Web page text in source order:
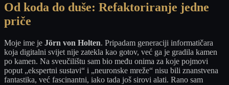
Od koda do duše: Refaktoriranje jedne
priče
Moje ime je Jörn von Holten. Pripadam generaciji informatičara
koja digitalni svijet nije zatekla kao gotov, već ga je gradila kamen
po kamen. Na sveučilištu sam bio među onima za koje pojmovi
poput „ekspertni sustavi“ i „neuronske mreže“ nisu bili znanstvena
fantastika, već fascinantni, iako tada još sirovi alati. Rano sam